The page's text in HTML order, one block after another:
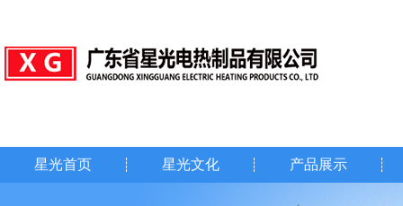
星光首页 星光文化 产品展示